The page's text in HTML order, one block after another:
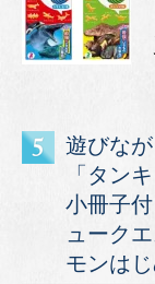
遊びな
「タン
小冊子
ューク
モンは